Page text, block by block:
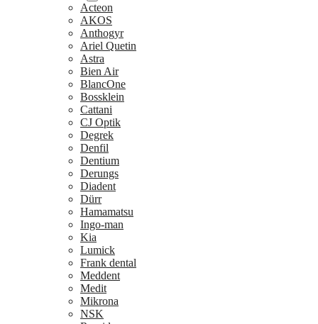
Acteon
AKOS
Anthogyr
Ariel Quetin
Astra
Bien Air
BlancOne
Bossklein
Cattani
CJ Optik
Degrek
Denfil
Dentium
Derungs
Diadent
Dürr
Hamamatsu
Ingo-man
Kia
Lumick
Frank dental
Meddent
Medit
Mikrona
NSK